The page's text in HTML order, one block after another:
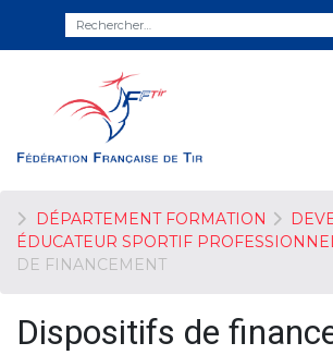
DÉPARTEMENT FORMATION
ÉDUCATEUR SPORTIF
DE FINANCEMENT
Dispositifs de